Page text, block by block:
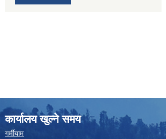
कार्यालय खुल्ने समय
गर्मीयाम